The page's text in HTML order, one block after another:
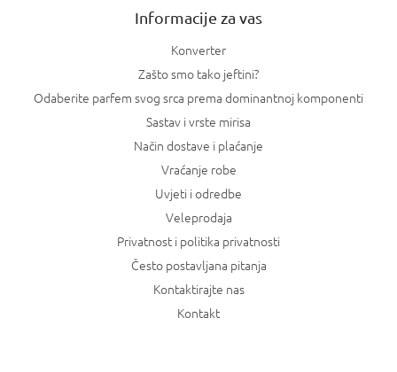
Informacije za vas
Konverter
Zašto smo tako jeftini?
Odaberite parfem svog srca prema dominantnoj komponenti
Sastav i vrste mirisa
Način dostave i plaćanje
Vraćanje robe
Uvjeti i odredbe
Veleprodaja
Privatnost i politika privatnosti
Često postavljana pitanja
Kontaktirajte nas
Kontakt